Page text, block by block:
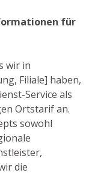
für
wir in
Filiale] haben,
Service als
Ortstarif an.
sowohl
die